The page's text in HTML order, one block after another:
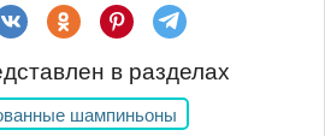
в разделах
шампиньоны